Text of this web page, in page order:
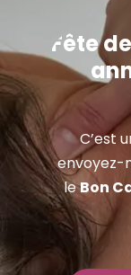
Fête
C’est
envoyez-
leBon